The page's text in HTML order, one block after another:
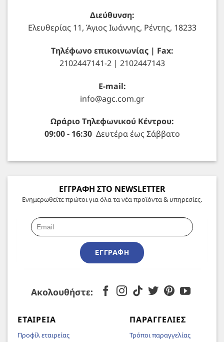
Διεύθυνση:
Ελευθερίας 11, Άγιος Ιωάννης, Ρέντης, 18233
Τηλέφωνο επικοινωνίας | Fax:
2102447141-2 | 2102447143
E-mail:
info@agc.com.gr
Ωράριο Τηλεφωνικού Κέντρου:
09:00 - 16:30Δευτέρα έως Σάββατο
ΕΓΓΡΑΦΗ ΣΤΟ NEWSLETTER
Ενημερωθείτε πρώτοι για όλα τα νέα προϊόντα & υπηρεσίες.
ΕΓΓΡΑΦΉ
Ακολουθήστε:
ΕΤΑΙΡΕΊΑ
Προφίλ εταιρείας
ΠΑΡΑΓΓΕΛΊΕΣ
Τρόποι παραγγελίας